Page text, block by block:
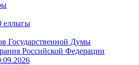
еллыгы
Государственной Думы
Российской Федерации